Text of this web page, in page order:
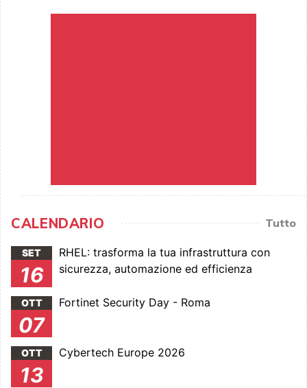
CALENDARIO Tutto
SET
16
RHEL: trasforma la tua infrastruttura con
sicurezza, automazione ed efficienza
OTT
07
Fortinet Security Day - Roma
OTT
13
Cybertech Europe 2026